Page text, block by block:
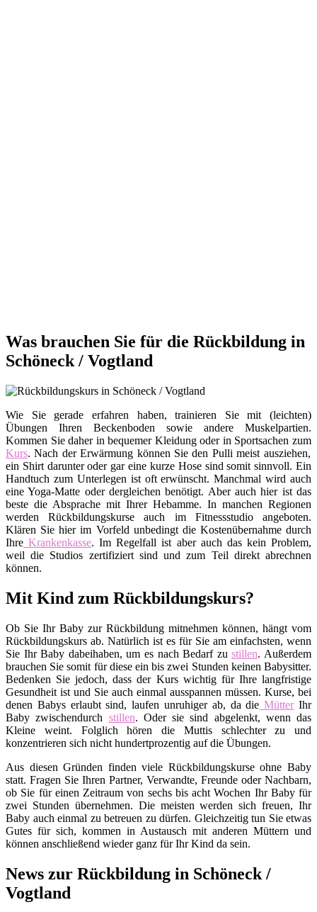
Was brauchen Sie für die Rückbildung in
Schöneck / Vogtland
Wie Sie gerade erfahren haben, trainieren Sie mit (leichten)
Übungen Ihren Beckenboden sowie andere Muskelpartien.
Kommen Sie daher in bequemer Kleidung oder in Sportsachen zum
Kurs. Nach der Erwärmung können Sie den Pulli meist ausziehen,
ein Shirt darunter oder gar eine kurze Hose sind somit sinnvoll. Ein
Handtuch zum Unterlegen ist oft erwünscht. Manchmal wird auch
eine Yoga-Matte oder dergleichen benötigt. Aber auch hier ist das
beste die Absprache mit Ihrer Hebamme. In manchen Regionen
werden Rückbildungskurse auch im Fitnessstudio angeboten.
Klären Sie hier im Vorfeld unbedingt die Kostenübernahme durch
Ihre Krankenkasse. Im Regelfall ist aber auch das kein Problem,
weil die Studios zertifiziert sind und zum Teil direkt abrechnen
können.
Mit Kind zum Rückbildungskurs?
Ob Sie Ihr Baby zur Rückbildung mitnehmen können, hängt vom
Rückbildungskurs ab. Natürlich ist es für Sie am einfachsten, wenn
Sie Ihr Baby dabeihaben, um es nach Bedarf zustillen. Außerdem
brauchen Sie somit für diese ein bis zwei Stunden keinen Babysitter.
Bedenken Sie jedoch, dass der Kurs wichtig für Ihre langfristige
Gesundheit ist und Sie auch einmal ausspannen müssen. Kurse, bei
denen Babys erlaubt sind, laufen unruhiger ab, da die MütterIhr
Baby zwischendurch stillen. Oder sie sind abgelenkt, wenn das
Kleine weint. Folglich hören die Muttis schlechter zu und
konzentrieren sich nicht hundertprozentig auf die Übungen.
Aus diesen Gründen finden viele Rückbildungskurse ohne Baby
statt. Fragen Sie Ihren Partner, Verwandte, Freunde oder Nachbarn,
ob Sie für einen Zeitraum von sechs bis acht Wochen Ihr Baby für
zwei Stunden übernehmen. Die meisten werden sich freuen, Ihr
Baby auch einmal zu betreuen zu dürfen. Gleichzeitig tun Sie etwas
Gutes für sich, kommen in Austausch mit anderen Müttern und
können anschließend wieder ganz für Ihr Kind da sein.
News zur Rückbildung in Schöneck /
Vogtland